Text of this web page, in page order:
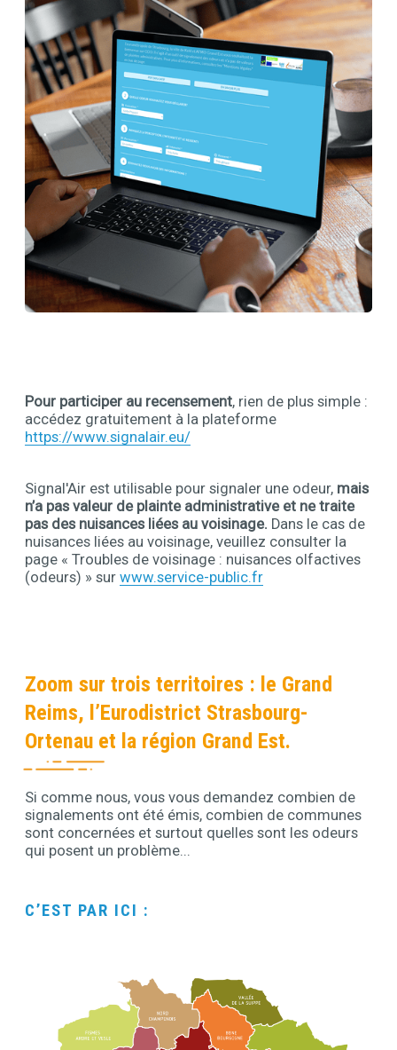
Pour participer au recensement, rien de plus simple :
accédez gratuitement à la plateforme
https://www.signalair.eu/
Signal'Air est utilisable pour signaler une odeur, mais
n’a pas valeur de plainte administrative et ne traite
pas des nuisances liées au voisinage. Dans le cas de
nuisances liées au voisinage, veuillez consulter la
page « Troubles de voisinage : nuisances olfactives
(odeurs) » sur www.service-public.fr
Zoom sur trois territoires : le Grand
Reims, l’Eurodistrict Strasbourg-
Ortenau et la région Grand Est.
Contenu
Si comme nous, vous vous demandez combien de
signalements ont été émis, combien de communes
sont concernées et surtout quelles sont les odeurs
qui posent un problème...
C’EST PAR ICI :